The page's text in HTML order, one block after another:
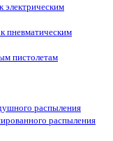
электрическим
пневматическим
пистолетам
распыления
распыления